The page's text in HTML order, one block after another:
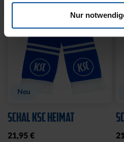
Nur
Neu
SCHAL KSC HEIMAT
21,95 €